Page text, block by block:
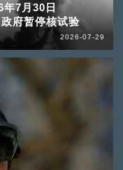
年7月30日
府暂停核试验
2026-07-29